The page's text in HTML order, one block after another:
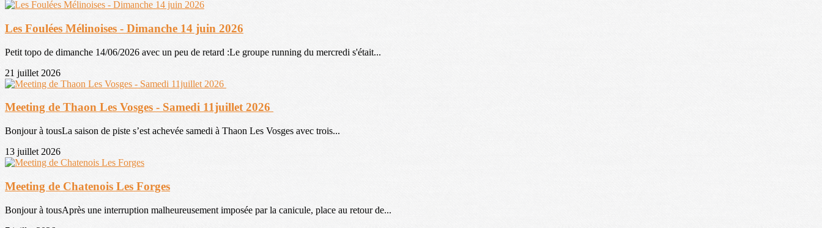
Les Foulées Mélinoises - Dimanche 14 juin 2026
Petit topo de dimanche 14/06/2026 avec un peu de retard :Le groupe running du mercredi s'était...
21 juillet 2026
Meeting de Thaon Les Vosges - Samedi 11juillet 2026
Bonjour à tousLa saison de piste s’est achevée samedi à Thaon Les Vosges avec trois...
13 juillet 2026
Meeting de Chatenois Les Forges
Bonjour à tousAprès une interruption malheureusement imposée par la canicule, place au retour de...